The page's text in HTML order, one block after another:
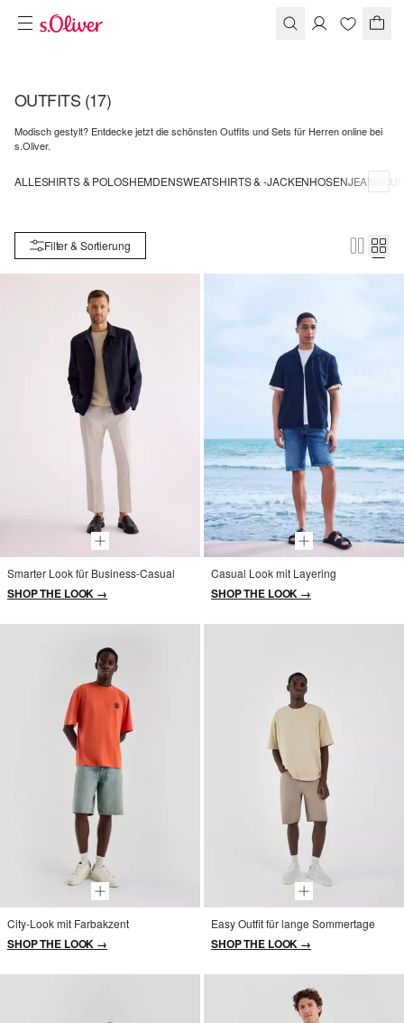
OUTFITS (17)
Modisch gestylt? Entdecke jetzt die schönsten Outfits und Sets für Herren online bei
s.Oliver.
ALLESHIRTS & POLOSHEMDENSWEATSHIRTS & -JACKENHOSENJEANS
Filter & Sortierung
Smarter Look für Business-Casual
SHOP THE LOOK →
Casual Look mit Layering
SHOP THE LOOK →
City-Look mit Farbakzent
SHOP THE LOOK →
Easy Outfit für lange Sommertage
SHOP THE LOOK →